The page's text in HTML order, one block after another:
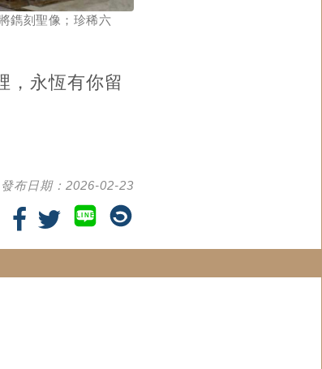
鐫刻聖像；珍稀六
，永恆有你留
布日期：2026-02-23
LINE